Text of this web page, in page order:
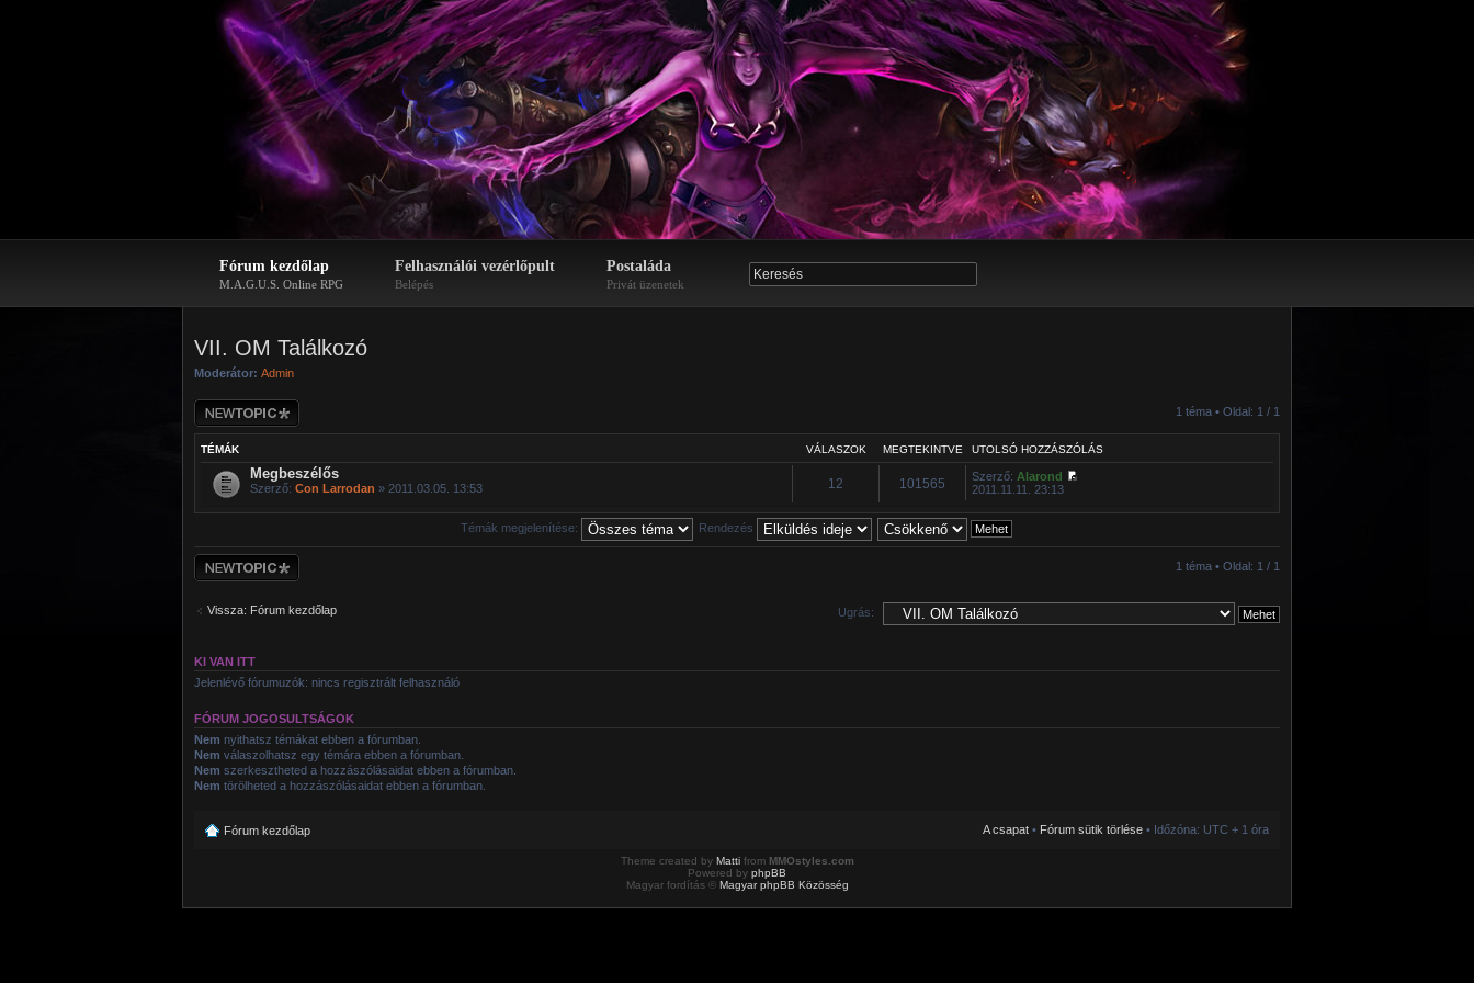
Fórum kezdőlap
M.A.G.U.S. Online RPG
Felhasználói vezérlőpult
Belépés
Postaláda
Privát üzenetek
VII. OM Találkozó
Moderátor: Admin
Új téma nyitása 1 téma • Oldal: 1 / 1
TÉMÁK VÁLASZOK MEGTEKINTVE UTOLSÓ HOZZÁSZÓLÁS
Megbeszélős
Szerző: Con Larrodan » 2011.03.05. 13:53 12 101565 Szerző: Alarond
2011.11.11. 23:13
Témák megjelenítése: Rendezés
Új téma nyitása 1 téma • Oldal: 1 / 1
Vissza: Fórum kezdőlap Ugrás:
KI VAN ITT
Jelenlévő fórumuzók: nincs regisztrált felhasználó
FÓRUM JOGOSULTSÁGOK
Nem nyithatsz témákat ebben a fórumban.
Nem válaszolhatsz egy témára ebben a fórumban.
Nem szerkesztheted a hozzászólásaidat ebben a fórumban.
Nem törölheted a hozzászólásaidat ebben a fórumban.
Fórum kezdőlap A csapat • Fórum sütik törlése • Időzóna: UTC + 1 óra
Theme created by Mattifrom MMOstyles.com
Powered by phpBB
Magyar fordítás © Magyar phpBB Közösség